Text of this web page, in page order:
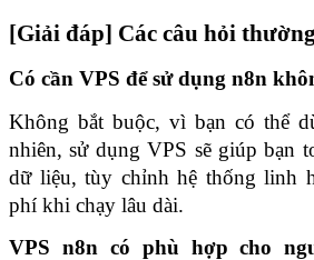
[Giải đáp] Các câu hỏi
Có cần VPS để sử dụng n8n
Không bắt buộc, vì bạn có thể
nhiên, sử dụng VPS sẽ giúp bạn
dữ liệu, tùy chỉnh hệ thống linh
phí khi chạy lâu dài.
VPS n8n có phù hợp cho